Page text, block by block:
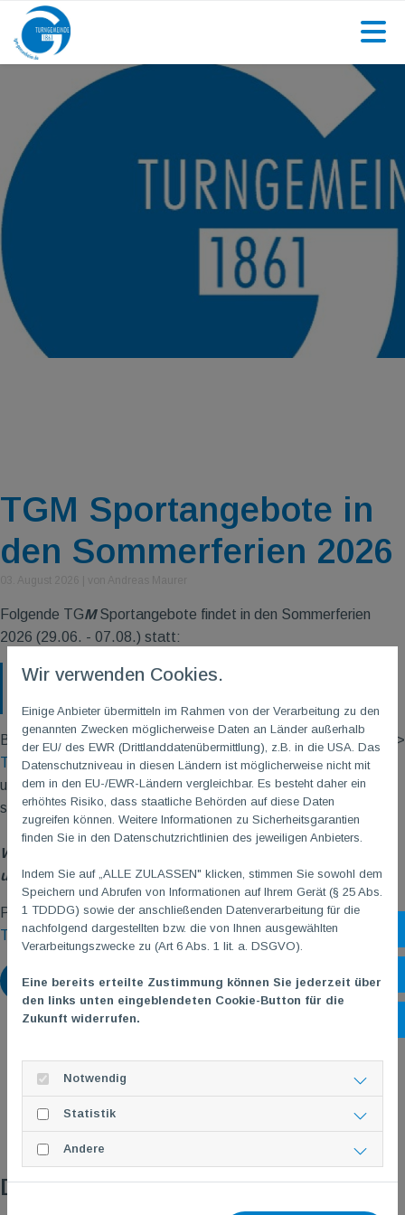
Zurück
TGM Sportangebote in
den Sommerferien 2026
Folgende TGMSportangebote findet in den Sommerferien
2026 (29.06. - 07.08.) statt:
Beachtet bitte auch unsere aktuelle Vereinsmagazin-Ausgabe >
TG MEcho 01/2026 und
unser TG MKursangebot, welches nach den Sommerferien
startet >TGMKurse 02/2026
Wir wünschen allen TGMlern und Ihren Familien schöne
und erholsame Sommerferien!
P.S.: Bitte beachtet dieeingeschränkte Erreichbarkeit eurer
TG MGeschäftsstellein den Ferienzeiten!
Das könnte dich auch interessieren
Wir verwenden Cookies.
Einige Anbieter übermitteln im Rahmen von der Verarbeitung zu den
genannten Zwecken möglicherweise Daten an Länder außerhalb
der EU/ des EWR (Drittlanddatenübermittlung), z.B. in die USA. Das
Datenschutzniveau in diesen Ländern ist möglicherweise nicht mit
dem in den EU-/EWR-Ländern vergleichbar. Es besteht daher ein
erhöhtes Risiko, dass staatliche Behörden auf diese Daten
zugreifen können. Weitere Informationen zu Sicherheitsgarantien
finden Sie in den Datenschutzrichtlinien des jeweiligen Anbieters.
Indem Sie auf „ALLE ZULASSEN" klicken, stimmen Sie sowohl dem
Speichern und Abrufen von Informationen auf Ihrem Gerät (§ 25 Abs.
1 TDDDG) sowie der anschließenden Datenverarbeitung für die
nachfolgend dargestellten bzw. die von Ihnen ausgewählten
Verarbeitungszwecke zu (Art 6 Abs. 1 lit. a. DSGVO).
Eine bereits erteilte Zustimmung können Sie jederzeit über
den links unten eingeblendeten Cookie-Button für die
Zukunft widerrufen.
Notwendig
Statistik
Andere